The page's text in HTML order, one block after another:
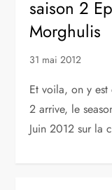
saison 2
Morghulis
31 mai 2012
Et voila, on y
2 arrive, le
Juin 2012 sur la